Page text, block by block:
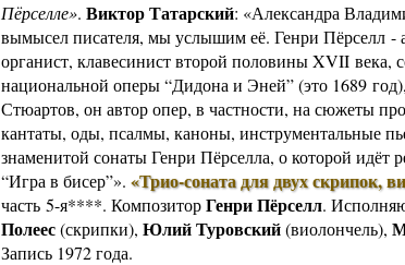
Пёрселле». Виктор Татарский: «Александра
вымысел писателя, мы услышим её. Генри Пёрселл -
органист, клавесинист второй половины XVII века,
национальной оперы “Дидона и Эней” (это 1689
Стюартов, он автор опер, в частности, на сюжеты
кантаты, оды, псалмы, каноны, инструментальные
знаменитой сонаты Генри Пёрселла, о которой идёт
“Игра в бисер”». «Трио-соната для двух скрипок,
часть 5-я****. КомпозиторГенри Пёрселл.
Полеес(скрипки), Юлий Туровский(виолончель),
Запись 1972 года.